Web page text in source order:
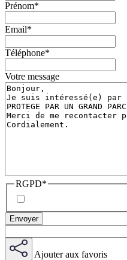
Prénom*
Email*
Téléphone*
Votre message
RGPD*
Ajouter aux favoris